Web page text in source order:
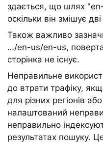
здається, що шлях
оскільки він змішує
Також важливо
…/en-us/en-us,
сторінка не існує.
Неправильне
до втрати трафіку,
для різних регіонів
налаштований
неправильно
результатах пошуку.